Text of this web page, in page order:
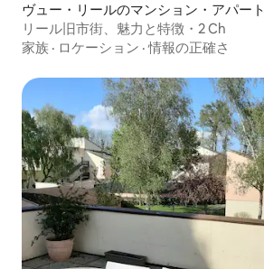
ヴュー・リールのマンション・アパート
リール旧市街、魅力と特徴・2 Ch
家族 · ロケーション ·情報の正確さ